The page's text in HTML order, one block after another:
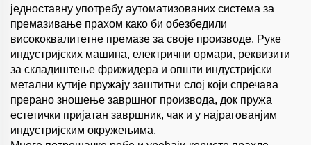
једноставну употребу аутоматизованих система за
премазивање прахом како би обезбедили
висококвалитетне премазе за своје производе. Руке
индустријских машина, електрични ормари, реквизити
за складиштење фрижидера и општи индустријски
метални кутије пружају заштитни слој који спречава
прерано зношење завршног производа, док пружа
естетички пријатан завршник, чак и у најрагованјим
индустријским окружењима.